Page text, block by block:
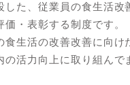
した、従業員の食生活改
・表彰する制度です。
食生活の改善改善に向け
の活力向上に取り組んで